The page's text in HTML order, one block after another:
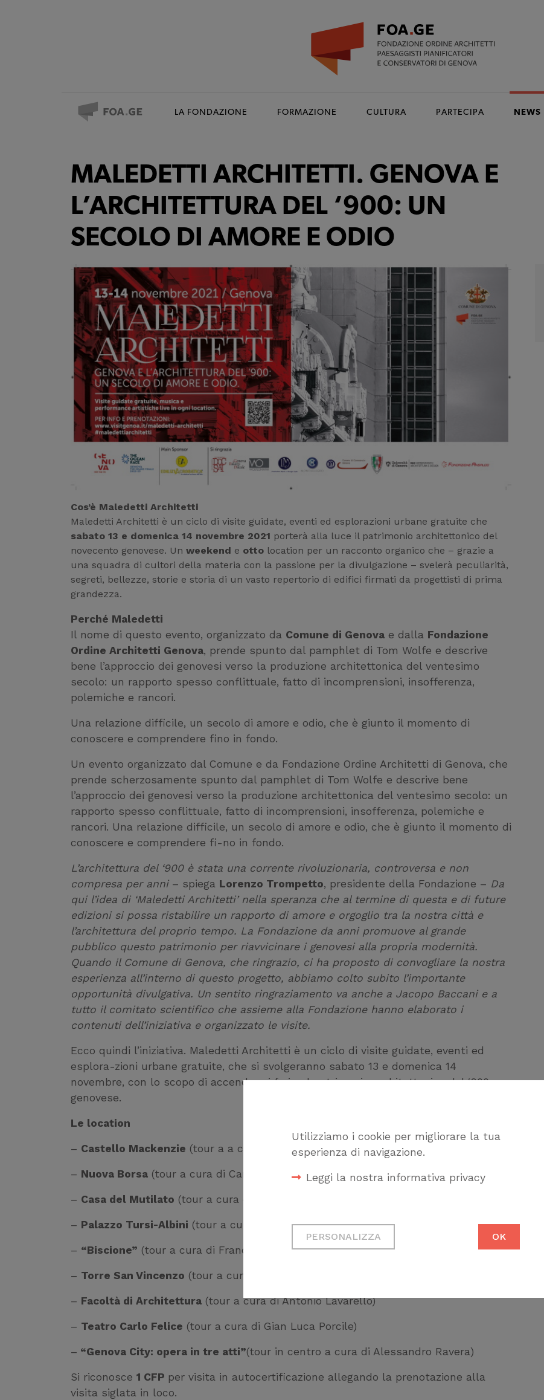
Utilizziamo i cookie per migliorare la tua
esperienza di navigazione.
Leggi la nostra informativa privacy
Necessari per permetterti di
fruire correttamente del sito
dati statistici su di te per
migliorare il servizio
PERSONALIZZA OK
LA FONDAZIONE FORMAZIONE CULTURA PARTECIPA NEWS
MALEDETTI ARCHITETTI. GENOVA E
L’ARCHITETTURA DEL ‘900: UN
SECOLO DI AMORE E ODIO
Cos’è Maledetti Architetti
Maledetti Architetti è un ciclo di visite guidate, eventi ed esplorazioni urbane gratuite che
sabato 13 e domenica 14 novembre 2021 porterà alla luce il patrimonio architettonico del
novecento genovese. Un weekend e otto location per un racconto organico che – grazie a
una squadra di cultori della materia con la passione per la divulgazione – svelerà peculiarità,
segreti, bellezze, storie e storia di un vasto repertorio di edifici firmati da progettisti di prima
grandezza.
Perché Maledetti
Il nome di questo evento, organizzato da Comune di Genova e dalla Fondazione
Ordine Architetti Genova, prende spunto dal pamphlet di Tom Wolfe e descrive
bene l’approccio dei genovesi verso la produzione architettonica del ventesimo
secolo: un rapporto spesso conflittuale, fatto di incomprensioni, insofferenza,
polemiche e rancori.
Una relazione difficile, un secolo di amore e odio, che è giunto il momento di
conoscere e comprendere fino in fondo.
Un evento organizzato dal Comune e da Fondazione Ordine Architetti di Genova, che
prende scherzosamente spunto dal pamphlet di Tom Wolfe e descrive bene
l’approccio dei genovesi verso la produzione architettonica del ventesimo secolo: un
rapporto spesso conflittuale, fatto di incomprensioni, insofferenza, polemiche e
rancori. Una relazione difficile, un secolo di amore e odio, che è giunto il momento di
conoscere e comprendere fi-no in fondo.
L’architettura del ‘900 è stata una corrente rivoluzionaria, controversa e non
compresa per anni – spiega Lorenzo Trompetto, presidente della Fondazione – Da
qui l’idea di ‘Maledetti Architetti’ nella speranza che al termine di questa e di future
edizioni si possa ristabilire un rapporto di amore e orgoglio tra la nostra città e
l’architettura del proprio tempo. La Fondazione da anni promuove al grande
pubblico questo patrimonio per riavvicinare i genovesi alla propria modernità.
Quando il Comune di Genova, che ringrazio, ci ha proposto di convogliare la nostra
esperienza all’interno di questo progetto, abbiamo colto subito l’importante
opportunità divulgativa. Un sentito ringraziamento va anche a Jacopo Baccani e a
tutto il comitato scientifico che assieme alla Fondazione hanno elaborato i
contenuti dell’iniziativa e organizzato le visite.
Ecco quindi l’iniziativa. Maledetti Architetti è un ciclo di visite guidate, eventi ed
esplora-zioni urbane gratuite, che si svolgeranno sabato 13 e domenica 14
novembre, con lo scopo di accendere i fari sul patrimonio architettonico del ‘900
genovese.
Le location
– Castello Mackenzie (tour a a cura di Francesco Rosadini)
– Nuova Borsa (tour a cura di Camilla Ponzano)
– Casa del Mutilato (tour a cura di Camilla Repetti)
– Palazzo Tursi-Albini (tour a cura di Stefano Moffa Passamonti)
– “Biscione” (tour a cura di Francesco Bacci e Valeria Iberto)
– Torre San Vincenzo (tour a cura di Vittoria Bonini)
– Facoltà di Architettura (tour a cura di Antonio Lavarello)
– Teatro Carlo Felice (tour a cura di Gian Luca Porcile)
– “Genova City: opera in tre atti”(tour in centro a cura di Alessandro Ravera)
Si riconosce 1 CFP per visita in autocertificazione allegando la prenotazione alla
visita siglata in loco.